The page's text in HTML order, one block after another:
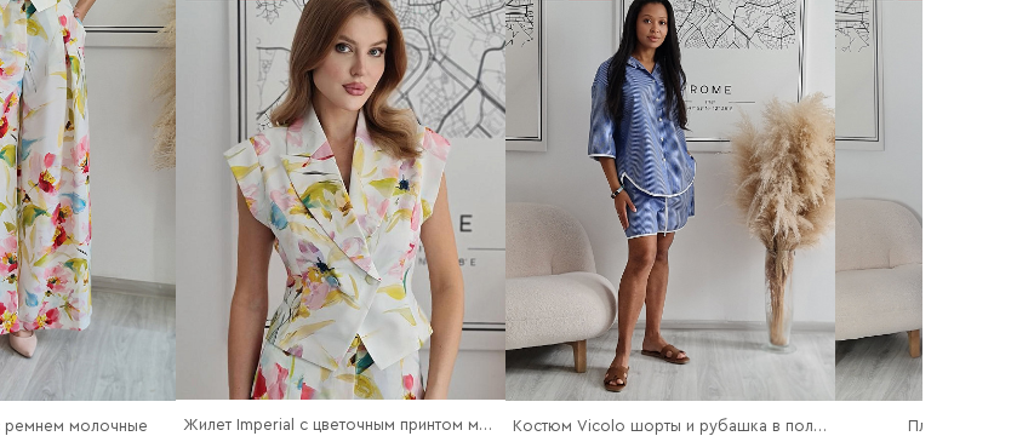
ремнем молочные Жилет Imperial с цветочным принтом молочный Костюм Vicolo шорты и рубашка в полоску Платье Imperial